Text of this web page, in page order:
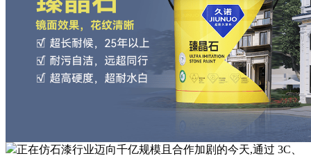
正在仿石漆行业迈向千亿规模且合作加剧的今天,通过 3C、